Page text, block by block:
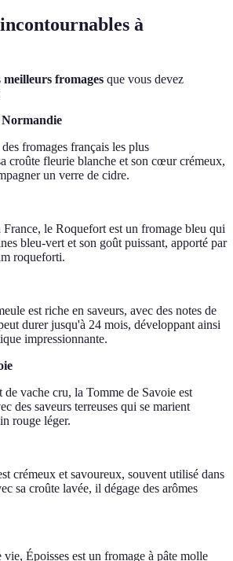
à
meilleurs fromages que vous devez
fromages français les plus
croûte fleurie blanche et son cœur crémeux,
un verre de cidre.
le Roquefort est un fromage bleu qui
bleu-vert et son goût puissant, apporté par
roqueforti.
est riche en saveurs, avec des notes de
durer jusqu'à 24 mois, développant ainsi
impressionnante.
vache cru, la Tomme de Savoie est
des saveurs terreuses qui se marient
rouge léger.
crémeux et savoureux, souvent utilisé dans
sa croûte lavée, il dégage des arômes
Époisses est un fromage à pâte molle